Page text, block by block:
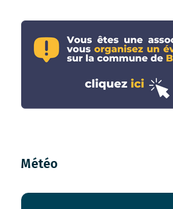
Météo